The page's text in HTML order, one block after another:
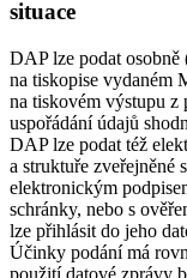
situace
DAP lze podat osobně
na tiskopise vydaném
na tiskovém výstupu z
uspořádání údajů
DAP lze podat též
a struktuře zveřejněné
elektronickým
schránky, nebo s
lze přihlásit do jeho
Účinky podání má
použití datové zprávy